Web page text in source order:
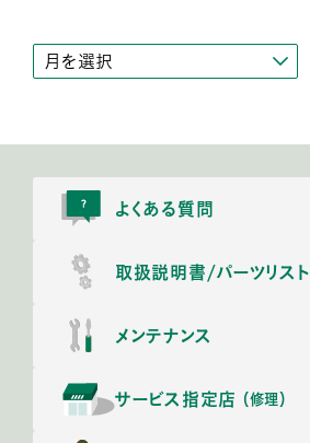
よくある質問
取扱説明書/パーツリスト
メンテナンス
サービス指定店 （修理）